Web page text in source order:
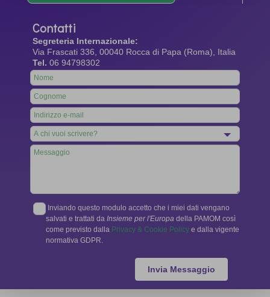
Contatti
Segreteria Internazionale:
Via Frascati 336, 00040 Rocca di Papa (Roma), Italia
Tel. 06 94798302
Leave
this
field
blank
Inviando questo modulo accetto che i miei dati vengano
salvati e trattati da Insieme per l'Europa della PAMOM così
come previsto dalla Privacy & Cookie Policy e dalla vigente
normativa GDPR.
Invia Messaggio